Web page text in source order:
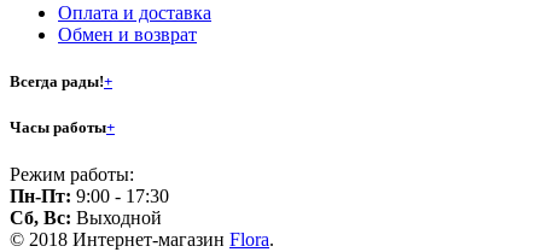
Оплата и доставка
Обмен и возврат
Всегда рады!+
Часы работы+
Режим работы:
Пн-Пт: 9:00 - 17:30
Сб, Вс: Выходной
© 2018 Интернет-магазин Flora.